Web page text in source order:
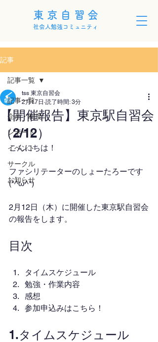
東京自習会
社会人勉強コミュニティ
記事
記事一覧
企画・制度
レポート
イベント
サークル
お知らせ
記事一覧
【開催報告】東京駅自習会
（2/12）
tss 東京自習会
2月17日 読了時間: 3分
こんにちは！
ファシリテーターのしょーたろーです
(*^ω^*)
2月12日（木）に開催した東京駅自習会
の報告をします。
目次
タイムスケジュール
勉強・作業内容
感想
参加申込みはこちら！
1.タイムスケジュール